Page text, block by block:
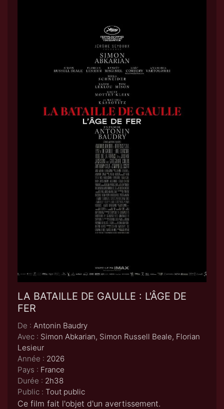
LA BATAILLE DE GAULLE : L'ÂGE DE
FER
De : Antonin Baudry
Avec : Simon Abkarian, Simon Russell Beale, Florian
Lesieur
Année : 2026
Pays : France
Durée : 2h38
Public : Tout public
Ce film fait l'objet d'un avertissement.